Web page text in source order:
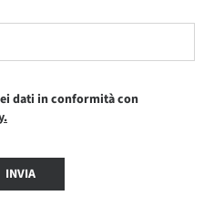
dati in conformità con
INVIA